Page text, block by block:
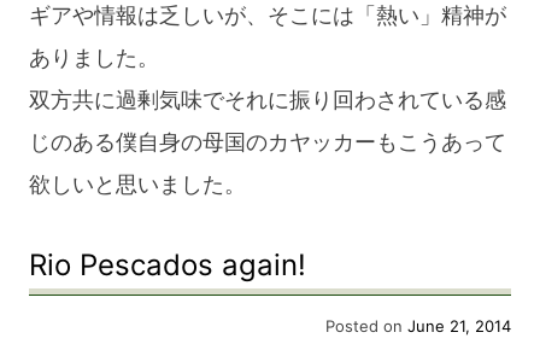
ギアや情報は乏しいが、そこには「熱い」精神が
ありました。
双方共に過剰気味でそれに振り回わされている感
じのある僕自身の母国のカヤッカーもこうあって
欲しいと思いました。
Rio Pescados again!
Posted on June 21, 2014